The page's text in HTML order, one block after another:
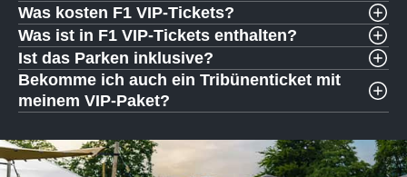
Was kosten F1 VIP-Tickets?
Was ist in F1 VIP-Tickets enthalten?
Ist das Parken inklusive?
Bekomme ich auch ein Tribünenticket mit
meinem VIP-Paket?